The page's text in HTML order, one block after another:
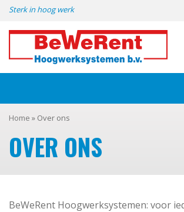
Skip
content
Sterk in hoog werk
Home » Over ons
OVER ONS
BeWeRent Hoogwerksystemen: voor